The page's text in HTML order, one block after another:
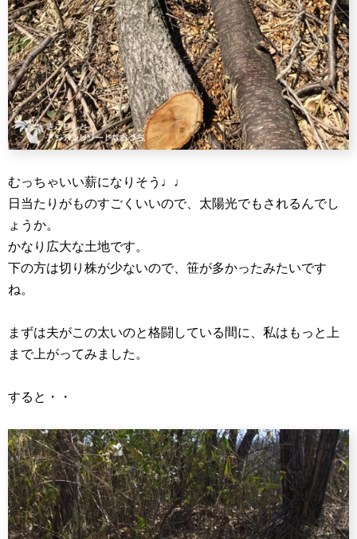
むっちゃいい薪になりそう♩♩
日当たりがものすごくいいので、太陽光でもされるんでし
ょうか。
かなり広大な土地です。
下の方は切り株が少ないので、笹が多かったみたいです
ね。
まずは夫がこの太いのと格闘している間に、私はもっと上
まで上がってみました。
すると・・